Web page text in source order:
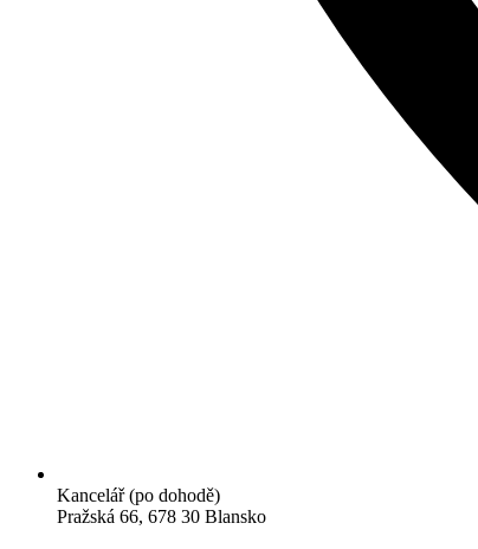
Kancelář (po dohodě)
Pražská 66, 678 30 Blansko